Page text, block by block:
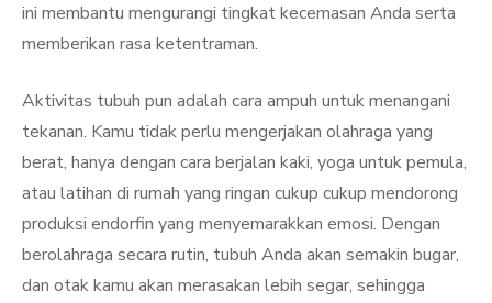
ini membantu mengurangi tingkat kecemasan Anda serta
memberikan rasa ketentraman.
Aktivitas tubuh pun adalah cara ampuh untuk menangani
tekanan. Kamu tidak perlu mengerjakan olahraga yang
berat, hanya dengan cara berjalan kaki, yoga untuk pemula,
atau latihan di rumah yang ringan cukup cukup mendorong
produksi endorfin yang menyemarakkan emosi. Dengan
berolahraga secara rutin, tubuh Anda akan semakin bugar,
dan otak kamu akan merasakan lebih segar, sehingga